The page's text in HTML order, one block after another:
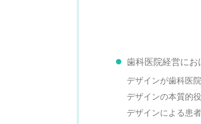
歯科医院経営にお
デザインが歯科医
デザインの本質的
デザインによる患